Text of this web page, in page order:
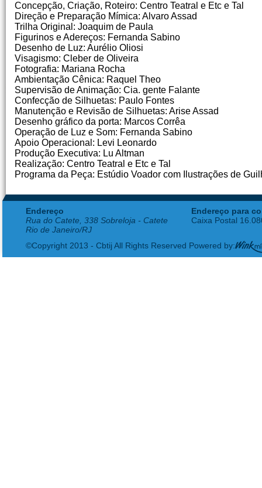
Concepção, Criação, Roteiro: Centro Teatral e Etc e Tal
Direção e Preparação Mímica: Alvaro Assad
Trilha Original: Joaquim de Paula
Figurinos e Adereços: Fernanda Sabino
Desenho de Luz: Aurélio Oliosi
Visagismo: Cleber de Oliveira
Fotografia: Mariana Rocha
Ambientação Cênica: Raquel Theo
Supervisão de Animação: Cia. gente Falante
Confecção de Silhuetas: Paulo Fontes
Manutenção e Revisão de Silhuetas: Arise Assad
Desenho gráfico da porta: Marcos Corrêa
Operação de Luz e Som: Fernanda Sabino
Apoio Operacional: Levi Leonardo
Produção Executiva: Lu Altman
Realização: Centro Teatral e Etc e Tal
Programa da Peça: Estúdio Voador com Ilustrações de
Endereço
Rua do Catete, 338 Sobreloja - Catete
Rio de Janeiro/RJ
Endereço para
Caixa Postal
©Copyright 2013 - Cbtij All Rights Reserved Powered by: